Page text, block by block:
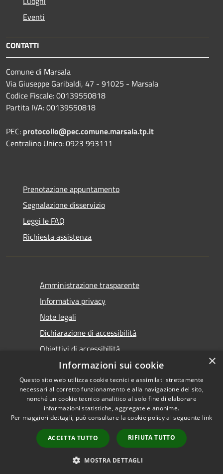
Eventi
CONTATTI
Comune di Marsala
Via Giuseppe Garibaldi, 47 - 91025 - Marsala
Codice Fiscale: 00139550818
Partita IVA: 00139550818
PEC: protocollo@pec.comune.marsala.tp.it
Centralino Unico: 0923 993111
Prenotazione appuntamento
Segnalazione disservizio
Leggi le FAQ
Richiesta assistenza
Amministrazione trasparente
Informativa privacy
Note legali
Dichiarazione di accessibilità
Obiettivi di accessibilità
Accessibilità
Copyright © 2026 • Comune di
Marsala • Powered by
Municipium•
Accesso
redazione
×
Informazioni sui cookie
Questo sito web utilizza cookie tecnici e assimilati strettamente
necessari al corretto funzionamento e alla navigazione del sito,
nonché un cookie tecnico analitico al solo fine di elaborare
informazioni statistiche, aggregate e anonime.
Per maggiori dettagli, può consultare la cookie policy al seguente link
ACCETTA TUTTO RIFIUTA TUTTO
MOSTRA DETTAGLI